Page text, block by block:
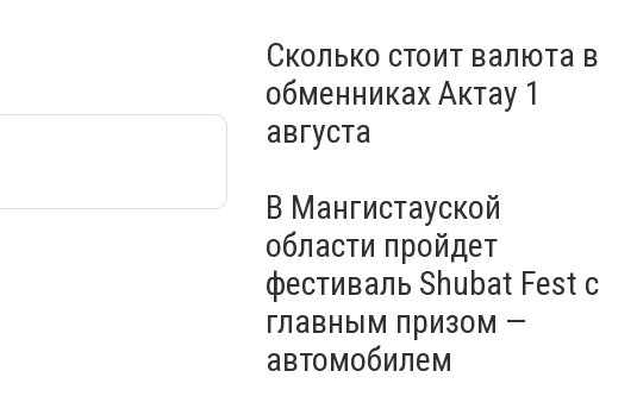
Сколько стоит валюта в
обменниках Актау 1
августа
В Мангистауской
области пройдет
фестиваль Shubat Fest с
главным призом —
автомобилем